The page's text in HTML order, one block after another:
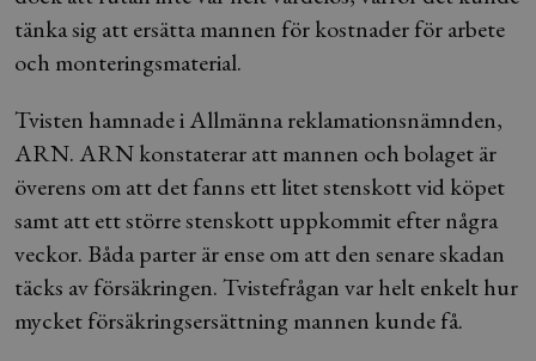
tänka sig att ersätta mannen för kostnader för arbete
och monteringsmaterial.
Tvisten hamnade i Allmänna reklamationsnämnden,
ARN. ARN konstaterar att mannen och bolaget är
överens om att det fanns ett litet stenskott vid köpet
samt att ett större stenskott uppkommit efter några
veckor. Båda parter är ense om att den senare skadan
täcks av försäkringen. Tvistefrågan var helt enkelt hur
mycket försäkringsersättning mannen kunde få.